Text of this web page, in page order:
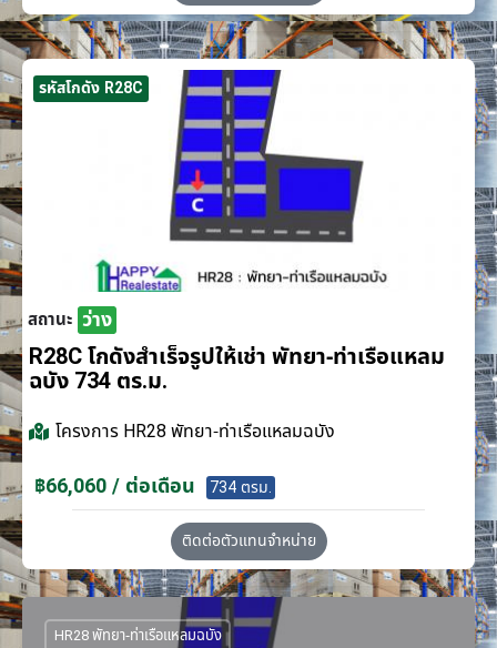
รหัสโกดัง R28C
สถานะ ว่าง
R28C โกดังสำเร็จรูปให้เช่า พัทยา-ท่าเรือแหลม
ฉบัง 734 ตร.ม.
โครงการ HR28 พัทยา-ท่าเรือแหลมฉบัง
฿66,060 / ต่อเดือน 734 ตรม.
ติดต่อตัวแทนจำหน่าย
HR28 พัทยา-ท่าเรือแหลมฉบัง